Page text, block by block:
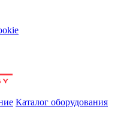
Каталог оборудования